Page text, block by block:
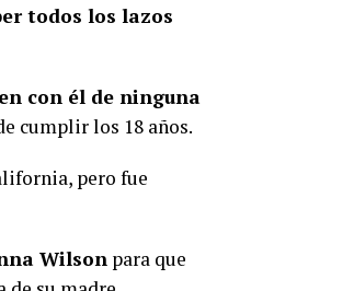
todos los lazos
con él de ninguna
cumplir los 18 años.
pero fue
Wilson para que